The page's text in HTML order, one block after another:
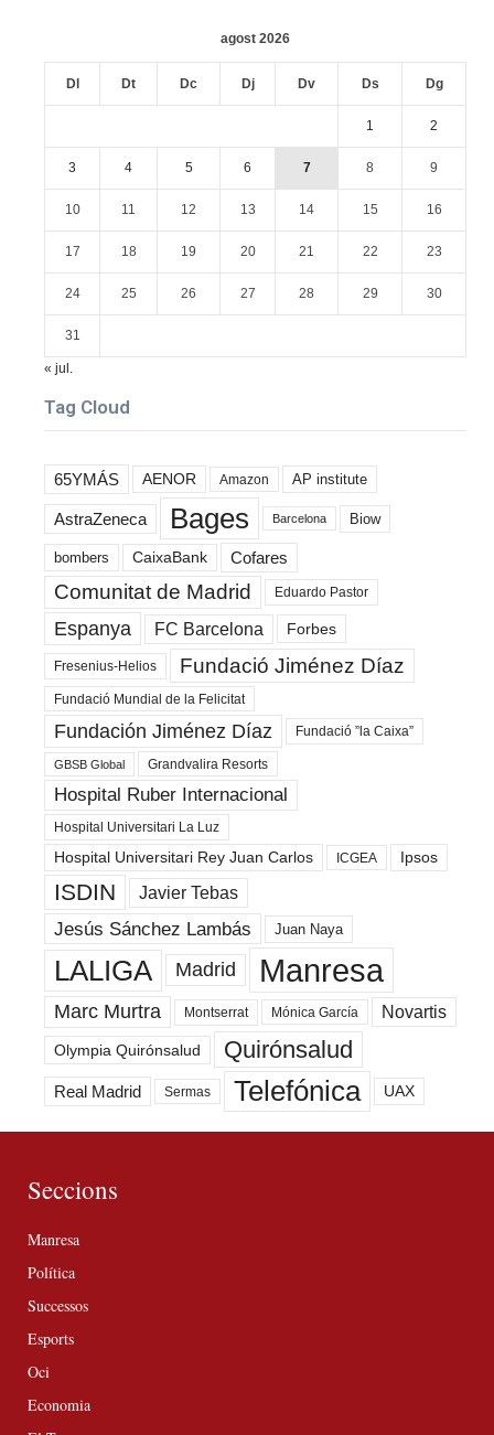
agost 2026
Dl Dt Dc Dj Dv Ds Dg
1 2
3 4 5 6 7 8 9
10 11 12 13 14 15 16
17 18 19 20 21 22 23
24 25 26 27 28 29 30
31
« jul.
Tag Cloud
65YMÁS AENOR Amazon AP institute
AstraZeneca Bages Barcelona Biow
bombers CaixaBank Cofares
Comunitat de Madrid Eduardo Pastor
Espanya FC Barcelona Forbes
Fresenius-Helios Fundació Jiménez Díaz
Fundació Mundial de la Felicitat
Fundación Jiménez Díaz Fundació ”la Caixa”
GBSB Global Grandvalira Resorts
Hospital Ruber Internacional
Hospital Universitari La Luz
Hospital Universitari Rey Juan Carlos ICGEA Ipsos
ISDIN Javier Tebas
Jesús Sánchez Lambás Juan Naya
LALIGA Madrid Manresa
Marc Murtra Montserrat Mónica García Novartis
Olympia Quirónsalud Quirónsalud
Real Madrid Sermas Telefónica UAX
Seccions
Manresa
Política
Successos
Esports
Oci
Economia